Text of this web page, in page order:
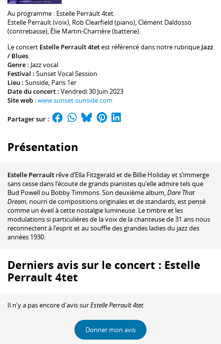
Au programme : Estelle Perrault4tet.
Estelle Perrault(voix), Rob Clearfield (piano),Clément Daldosso
(contrebasse), Élie Martin-Charrière(batterie).
Le concert Estelle Perrault 4tetest référencé dans notre rubrique Jazz
/ Blues.
Genre : Jazz vocal
Festival : Sunset Vocal Session
Lieu : Sunside, Paris 1er
Date du concert : Vendredi 30 Juin 2023
Site web :www.sunset-sunside.com
Partager sur :
Présentation
Estelle Perrault rêve d’Ella Fitzgerald et de Billie Holiday et s’immerge
sans cesse dans l’écoute de grands pianistes qu’elle admire tels que
Bud Powell ou Bobby Timmons. Son deuxième album,Dare That
Dream, nourri de compositions originales et de standards, est pensé
comme un éveil à cette nostalgie lumineuse. Le timbre et les
modulations si particulières de la voix de la chanteuse de 31 ans nous
reconnectent à l’esprit et au souffle des grandes ladies du jazz des
années 1930.
Derniers avis sur le concert : Estelle
Perrault 4tet
Il n'y a pas encore d'avis surEstelle Perrault 4tet.
Donner mon avis